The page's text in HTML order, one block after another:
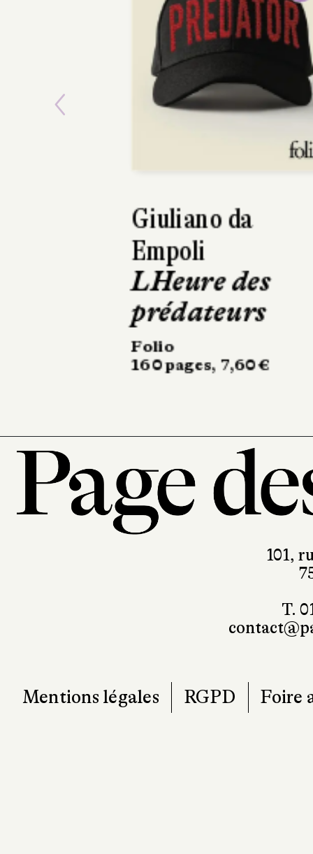
Camille
Les
de l'érable et
cerisier, t. 1
Folio
416 pages, 9,90 €
Previous
101,
T.
Mentions légales RGPD Foire